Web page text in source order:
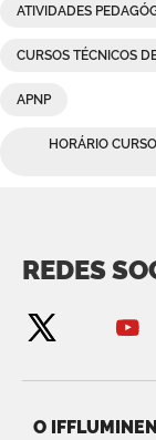
ATIVIDADES
CURSOS TÉCNICOS
APNP
HORÁRIO
REDES
O